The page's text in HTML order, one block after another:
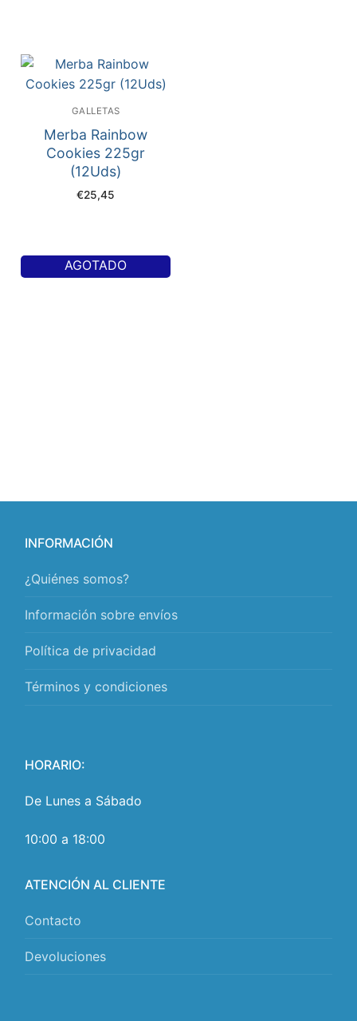
GALLETAS
Merba Rainbow
Cookies 225gr
(12Uds)
€25,45
AGOTADO
INFORMACIÓN
¿Quiénes somos?
Información sobre envíos
Política de privacidad
Términos y condiciones
HORARIO:
De Lunes a Sábado
10:00 a 18:00
ATENCIÓN AL CLIENTE
Contacto
Devoluciones